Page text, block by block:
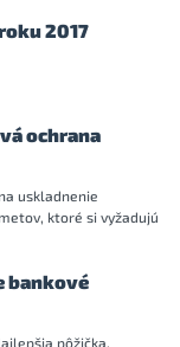
2017
ochrana
uskladnenie
ktoré si vyžadujú
bankové
pôžička,